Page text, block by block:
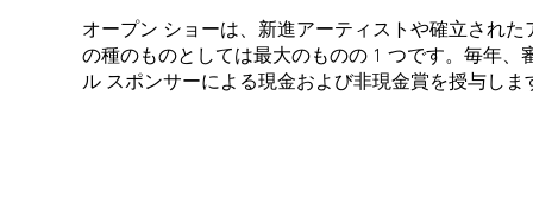
オープン ショーは、新進アーティストや確立され
の種のものとしては最大のものの 1 つです。毎年
ル スポンサーによる現金および非現金賞を授与し